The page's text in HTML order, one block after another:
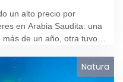
un alto precio por
en Arabia Saudita: una
de un año, otra tuvo
Natura